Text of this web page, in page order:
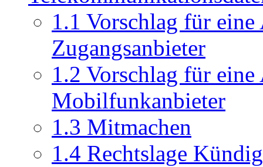
1.1 Vorschlag für
Zugangsanbieter
1.2 Vorschlag für eine
Mobilfunkanbieter
1.3 Mitmachen
1.4 Rechtslage